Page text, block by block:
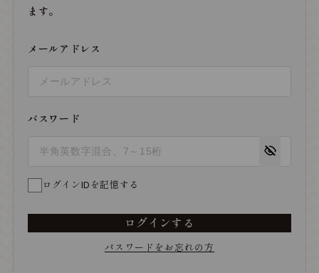
ます。
メールアドレス
パスワード
ログインIDを記憶する
ログインする
パスワードをお忘れの方